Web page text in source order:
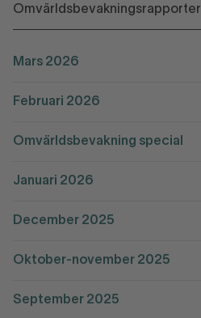
Omvärldsbevakningsrapporter
Mars 2026
Februari 2026
Omvärldsbevakning special
Januari 2026
December 2025
Oktober-november 2025
September 2025